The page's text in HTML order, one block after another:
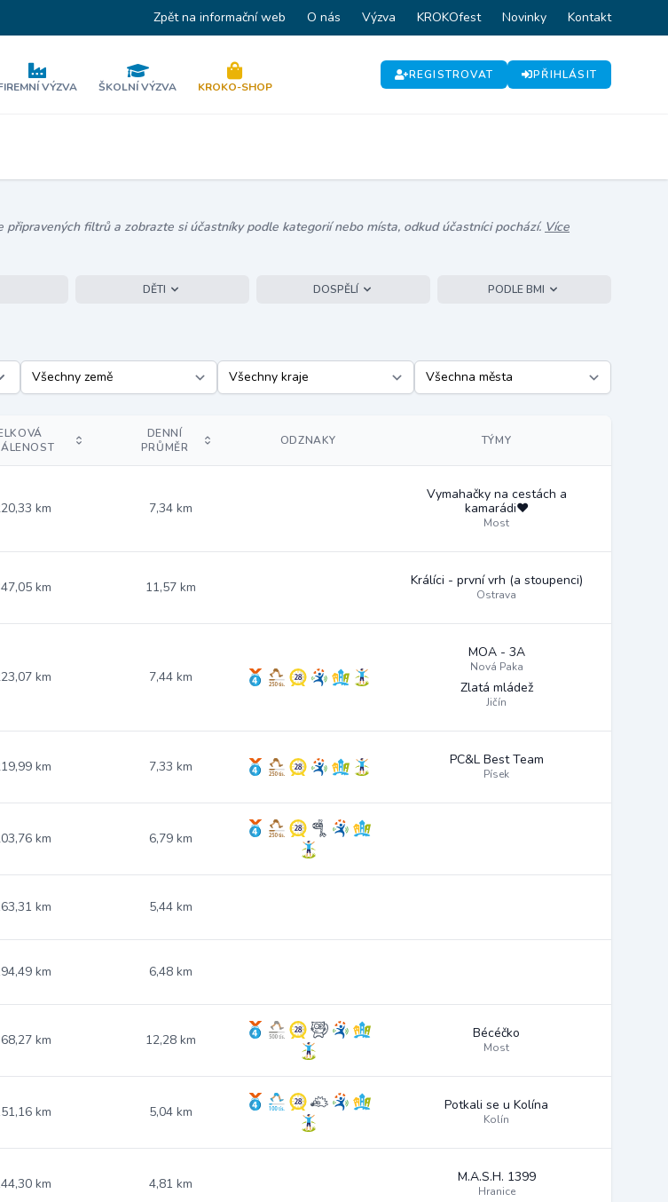
Zpět na informační web O nás Výzva KROKOfest Novinky Kontakt
VÝZVA ŠKOLNÍ VÝZVA KROKO-SHOP
REGISTROVAT PŘIHLÁSIT
filtrů a zobrazte si účastníky podle kategorií nebo místa, odkud účastníci pochází. Více
DĚTI DOSPĚLÍ PODLE BMI
DENNÍ
PRŮMĚR
ODZNAKY TÝMY
km 7,34 km
Vymahačky na cestách a
kamarádi❤️
Most
km 11,57 km Králíci - první vrh (a stoupenci)
Ostrava
km 7,44 km
MOA - 3A
Nová Paka
Zlatá mládež
Jičín
km 7,33 km PC&L Best Team
Písek
km 6,79 km
km 5,44 km
km 6,48 km
km 12,28 km Bécéčko
Most
km 5,04 km Potkali se u Kolína
Kolín
km 4,81 km M.A.S.H. 1399
Hranice